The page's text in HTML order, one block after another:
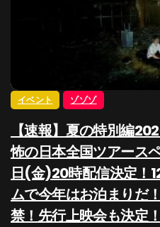
イベント ゾゾゾ
【速報】夏の特別編
怖の日本全国ツアース
日(金)20時配信決定！
ムで今年はお泊まりだ
禁！先行上映会も決定！